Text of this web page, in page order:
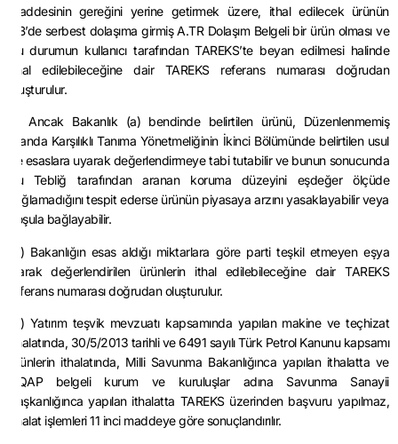
maddesinin gereğini yerine getirmek üzere, ithal edilecek ürünün
AB’de serbest dolaşıma girmiş A.TR Dolaşım Belgeli bir ürün olması ve
bu durumun kullanıcı tarafından TAREKS’te beyan edilmesi halinde
ithal edilebileceğine dair TAREKS referans numarası doğrudan
oluşturulur.
b) Ancak Bakanlık (a) bendinde belirtilen ürünü, Düzenlenmemiş
Alanda Karşılıklı Tanıma Yönetmeliğinin İkinci Bölümünde belirtilen usul
ve esaslara uyarak değerlendirmeye tabi tutabilir ve bunun sonucunda
bu Tebliğ tarafından aranan koruma düzeyini eşdeğer ölçüde
sağlamadığını tespit ederse ürünün piyasaya arzını yasaklayabilir veya
koşula bağlayabilir.
(2) Bakanlığın esas aldığı miktarlara göre parti teşkil etmeyen eşya
olarak değerlendirilen ürünlerin ithal edilebileceğine dair TAREKS
referans numarası doğrudan oluşturulur.
(3) Yatırım teşvik mevzuatı kapsamında yapılan makine ve teçhizat
ithalatında, 30/5/2013 tarihli ve 6491 sayılı Türk Petrol Kanunu kapsamı
ürünlerin ithalatında, Milli Savunma Bakanlığınca yapılan ithalatta ve
AQAP belgeli kurum ve kuruluşlar adına Savunma Sanayii
Başkanlığınca yapılan ithalatta TAREKS üzerinden başvuru yapılmaz,
ithalat işlemleri 11 inci maddeye göre sonuçlandırılır.